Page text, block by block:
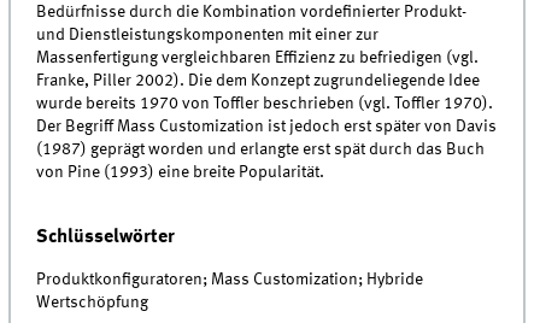
Bedürfnisse durch die Kombination vordefinierter Produkt-
und Dienstleistungskomponenten mit einer zur
Massenfertigung vergleichbaren Effizienz zu befriedigen (vgl.
Franke, Piller 2002). Die dem Konzept zugrundeliegende Idee
wurde bereits 1970 von Toffler beschrieben (vgl. Toffler 1970).
Der Begriff Mass Customization ist jedoch erst später von Davis
(1987) geprägt worden und erlangte erst spät durch das Buch
von Pine (1993) eine breite Popularität.
Schlüsselwörter
Produktkonfiguratoren; Mass Customization; Hybride
Wertschöpfung